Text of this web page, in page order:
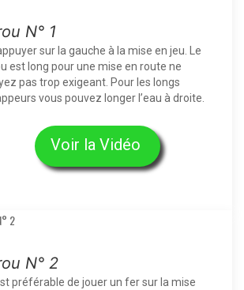
N° 1
sur la gauche à la mise en jeu. Le
est long pour une mise en route ne
pas trop exigeant. Pour les longs
vous pouvez longer l’eau à droite.
Voir la Vidéo
N° 2
préférable de jouer un fer sur la mise